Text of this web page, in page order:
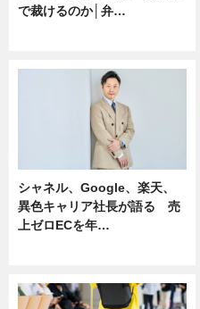
で裁けるのか│弁…
シャネル、Google、楽天、
異色キャリア社長が語る 売
上ゼロECを年…